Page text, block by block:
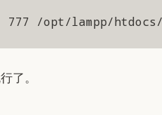
777 /opt/lampp/
了。